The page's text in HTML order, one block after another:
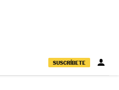
SUSCRÍBETE